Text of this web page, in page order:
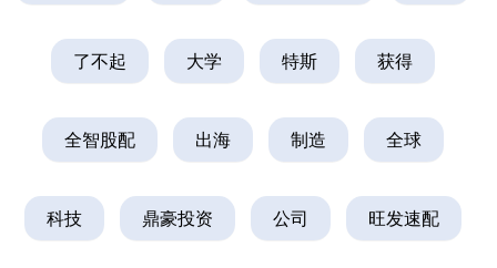
了不起 大学 特斯 获得
全智股配 出海 制造 全球
科技 鼎豪投资 公司 旺发速配